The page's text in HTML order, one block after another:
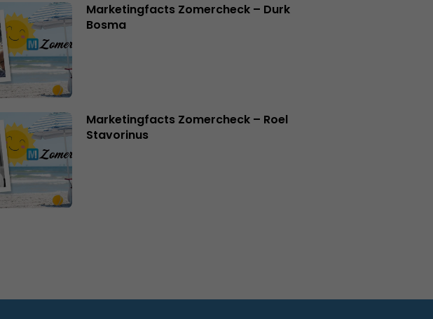
Marketingfacts Zomercheck – Durk
Bosma
Marketingfacts Zomercheck – Roel
Stavorinus